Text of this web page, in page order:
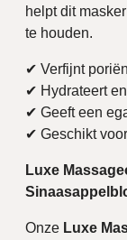
helpt dit
te houden.
✔ Verfijnt
✔ Hydrateert
✔ Geeft een
✔ Geschikt
Luxe
Onze Luxe